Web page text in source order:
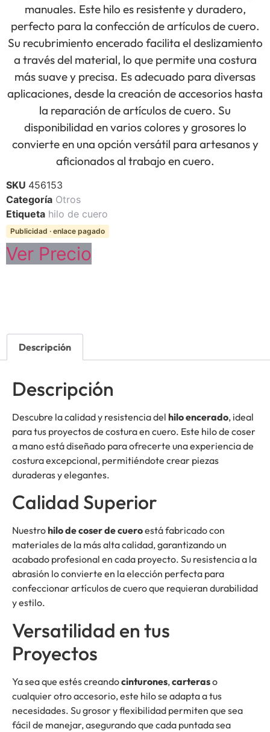
manuales. Este hilo es resistente y duradero,
perfecto para la confección de artículos de cuero.
Su recubrimiento encerado facilita el deslizamiento
a través del material, lo que permite una costura
más suave y precisa. Es adecuado para diversas
aplicaciones, desde la creación de accesorios hasta
la reparación de artículos de cuero. Su
disponibilidad en varios colores y grosores lo
convierte en una opción versátil para artesanos y
aficionados al trabajo en cuero.
SKU 456153
Categoría Otros
Etiqueta hilo de cuero
Publicidad · enlace pagado
Ver Precio
Descripción
Descripción
Descubre la calidad y resistencia del hilo encerado, ideal
para tus proyectos de costura en cuero. Este hilo de coser
a mano está diseñado para ofrecerte una experiencia de
costura excepcional, permitiéndote crear piezas
duraderas y elegantes.
Calidad Superior
Nuestrohilo de coser de cueroestá fabricado con
materiales de la más alta calidad, garantizando un
acabado profesional en cada proyecto. Su resistencia a la
abrasión lo convierte en la elección perfecta para
confeccionar artículos de cuero que requieran durabilidad
y estilo.
Versatilidad en tus
Proyectos
Ya sea que estés creandocinturones,carteraso
cualquier otro accesorio, este hilo se adapta a tus
necesidades. Su grosor y flexibilidad permiten que sea
fácil de manejar, asegurando que cada puntada sea